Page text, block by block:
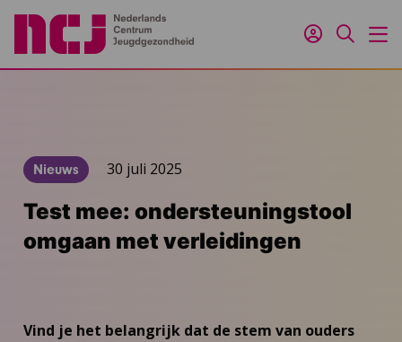
Inloggen
Zoeken
Nieuws 30 juli 2025
Test mee: ondersteuningstool
omgaan met verleidingen
Vind je het belangrijk dat de stem van ouders